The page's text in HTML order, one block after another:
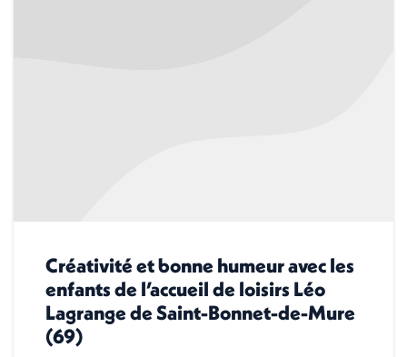
Créativité et bonne humeur avec les
enfants de l’accueil de loisirs Léo
Lagrange de Saint-Bonnet-de-Mure
(69)